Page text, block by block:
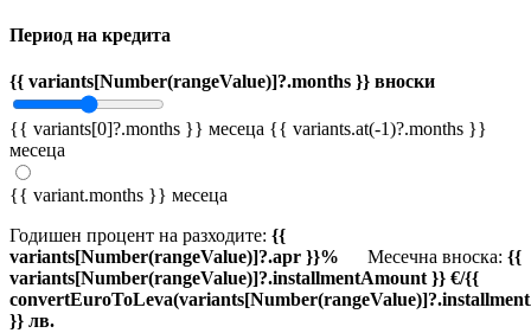
Период на кредита
{{ variants[Number(rangeValue)]?.months }} вноски
{{ variants[0]?.months }} месеца {{ variants.at(-1)?.months }}
месеца
{{ variant.months }} месеца
Годишен процент на разходите: {{
variants[Number(rangeValue)]?.apr }}%
Месечна вноска: {{
variants[Number(rangeValue)]?.installmentAmount }} €/{{
}} лв.